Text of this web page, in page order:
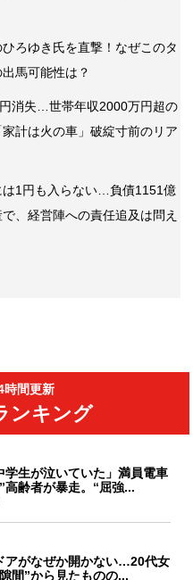
ひろゆき氏を直撃！なぜこのタ
馬可能性は？
消失…世帯年収2000万円超の
計は火の車」破綻寸前のリア
は1円も入らない…負債1151億
、経営陣への責任追及は問え
時間更新
ンキング
学生が泣いていた」満員電車
高齢者が暴走。“屈強...
アがなぜか開かない…20代女
間”から見たものの...